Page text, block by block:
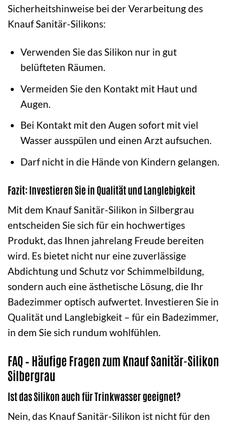
Sicherheitshinweise bei der Verarbeitung des
Knauf Sanitär-Silikons:
Verwenden Sie das Silikon nur in gut
belüfteten Räumen.
Vermeiden Sie den Kontakt mit Haut und
Augen.
Bei Kontakt mit den Augen sofort mit viel
Wasser ausspülen und einen Arzt aufsuchen.
Darf nicht in die Hände von Kindern gelangen.
Fazit: Investieren Sie in Qualität und Langlebigkeit
Mit dem Knauf Sanitär-Silikon in Silbergrau
entscheiden Sie sich für ein hochwertiges
Produkt, das Ihnen jahrelang Freude bereiten
wird. Es bietet nicht nur eine zuverlässige
Abdichtung und Schutz vor Schimmelbildung,
sondern auch eine ästhetische Lösung, die Ihr
Badezimmer optisch aufwertet. Investieren Sie in
Qualität und Langlebigkeit – für ein Badezimmer,
in dem Sie sich rundum wohlfühlen.
FAQ – Häufige Fragen zum Knauf Sanitär-Silikon
Silbergrau
Ist das Silikon auch für Trinkwasser geeignet?
Nein, das Knauf Sanitär-Silikon ist nicht für den